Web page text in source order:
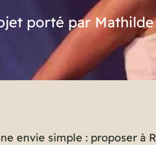
porté par Mathilde
envie simple : proposer à